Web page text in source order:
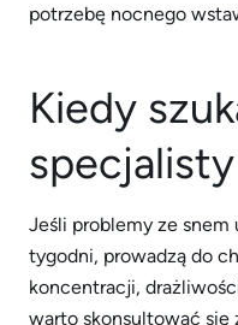
potrzebę nocnego
Kiedy
specjalisty
Jeśli problemy ze snem
tygodni, prowadzą do
koncentracji,
warto skonsultować się